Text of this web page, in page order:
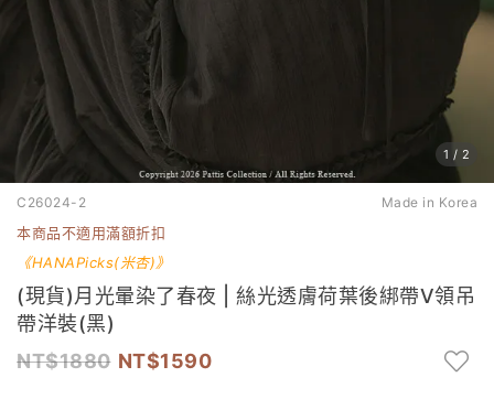
1 / 2
C26024-2 Made in Korea
本商品不適用滿額折扣
《HANAPicks(米杏)》
(現貨)月光暈染了春夜 | 絲光透膚荷葉後綁帶V領吊
帶洋裝(黑)
1880
1590